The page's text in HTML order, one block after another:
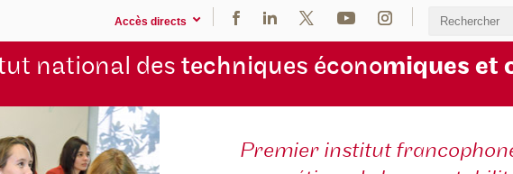
Accès directs
national des techniques économiques et
Premier institut